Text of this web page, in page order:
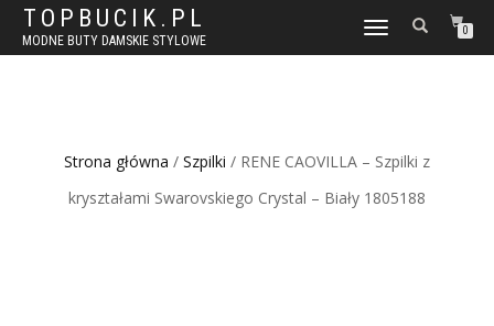
TOPBUCIK.PL
MODNE BUTY DAMSKIE STYLOWE
WŁĄCZ
NAWIGACJĘ
0
Strona główna / Szpilki / RENE CAOVILLA – Szpilki z
kryształami Swarovskiego Crystal – Biały 1805188